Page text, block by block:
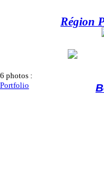
6 photos :
Portfolio
Région